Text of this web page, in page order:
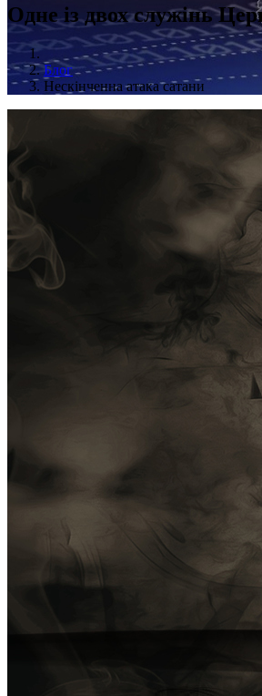
Одне із двох служінь
Блог
Нескінченна атака сатани